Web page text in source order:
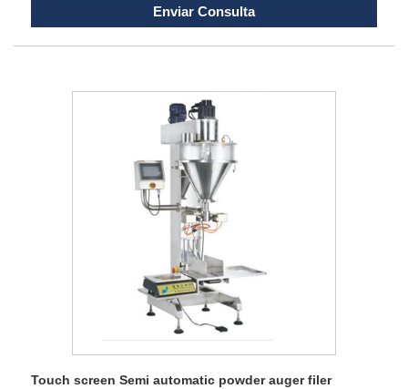
Enviar Consulta
Touch screen Semi automatic powder auger filer